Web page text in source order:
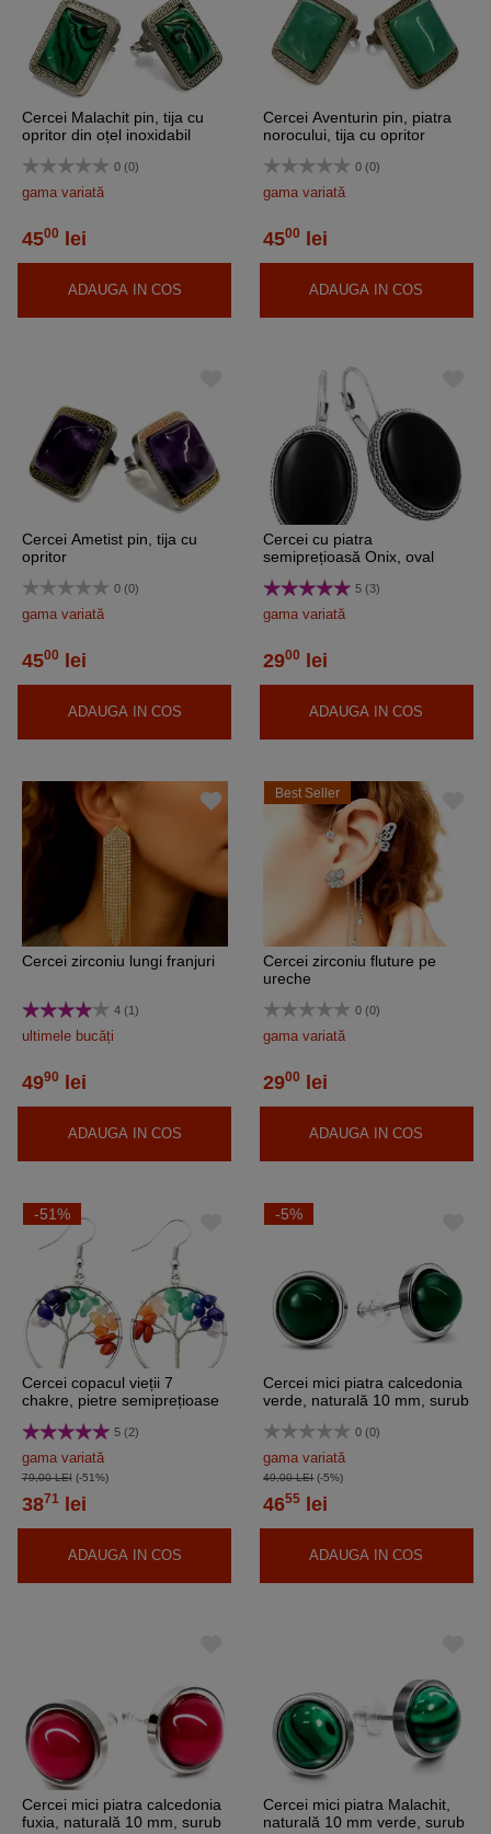
Cercei Malachit pin, tija cu
opritor din oțel inoxidabil
0 (0)
gama variată
4500 lei
ADAUGA IN COS
Cercei Aventurin pin, piatra
norocului, tija cu opritor
0 (0)
gama variată
4500 lei
ADAUGA IN COS
Cercei Ametist pin, tija cu
opritor
0 (0)
gama variată
4500 lei
ADAUGA IN COS
Cercei cu piatra
semiprețioasă Onix, oval
5 (3)
gama variată
2900 lei
ADAUGA IN COS
Cercei zirconiu lungi franjuri
4 (1)
ultimele bucăți
4990 lei
ADAUGA IN COS
Best Seller
Cercei zirconiu fluture pe
ureche
0 (0)
gama variată
2900 lei
ADAUGA IN COS
-51%
Cercei copacul vieții 7
chakre, pietre semiprețioase
5 (2)
gama variată
79,00 LEI(-51%)
3871lei
ADAUGA IN COS
-5%
Cercei mici piatra calcedonia
verde, naturală 10 mm, surub
0 (0)
gama variată
49,00 LEI(-5%)
4655 lei
ADAUGA IN COS
Cercei mici piatra calcedonia
fuxia, naturală 10 mm, surub
Cercei mici piatra Malachit,
naturală 10 mm verde, surub